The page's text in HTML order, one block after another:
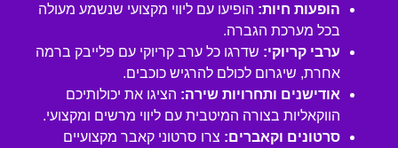
הופעות חיות: הופיעו עם ליווי מקצועי שנשמע מעולה
בכל מערכת הגברה.
ערבי קריוקי: שדרגו כל ערב קריוקי עם פלייבק ברמה
אחרת, שיגרום לכולם להרגיש כוכבים.
אודישנים ותחרויות שירה: הציגו את יכולותיכם
הווקאליות בצורה המיטבית עם ליווי מרשים ומקצועי.
סרטונים וקאברים: צרו סרטוני קאבר מקצועיים